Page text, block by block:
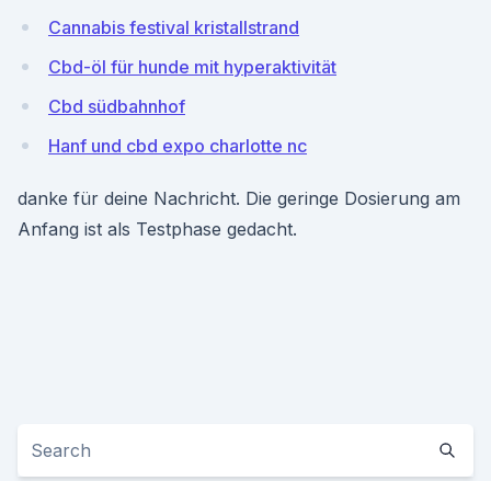
Cannabis festival kristallstrand
Cbd-öl für hunde mit hyperaktivität
Cbd südbahnhof
Hanf und cbd expo charlotte nc
danke für deine Nachricht. Die geringe Dosierung am
Anfang ist als Testphase gedacht.